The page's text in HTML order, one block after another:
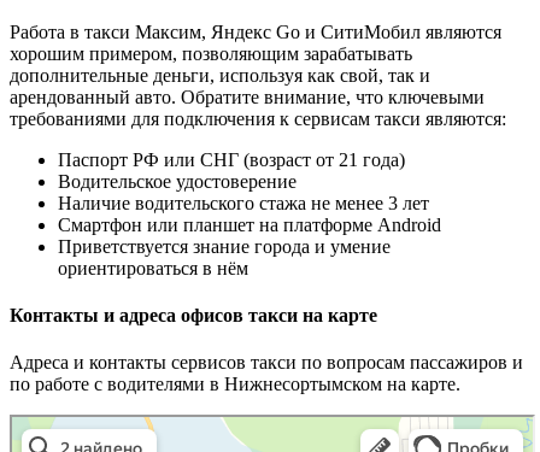
Работа в такси Максим, Яндекс Go и СитиМобил являются
хорошим примером, позволяющим зарабатывать
дополнительные деньги, используя как свой, так и
арендованный авто. Обратите внимание, что ключевыми
требованиями для подключения к сервисам такси являются:
Паспорт РФ или СНГ (возраст от 21 года)
Водительское удостоверение
Наличие водительского стажа не менее 3 лет
Смартфон или планшет на платформе Android
Приветствуется знание города и умение
ориентироваться в нём
Контакты и адреса офисов такси на карте
Адреса и контакты сервисов такси по вопросам пассажиров и
по работе с водителями в Нижнесортымском на карте.